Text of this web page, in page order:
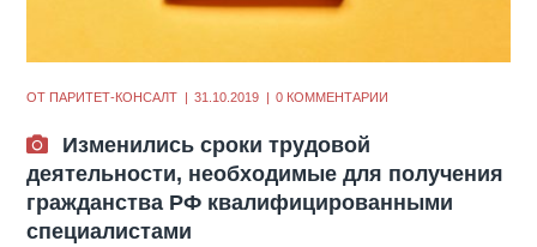
ОТ ПАРИТЕТ-КОНСАЛТ 31.10.2019 0 КОММЕНТАРИИ
Изменились сроки трудовой
деятельности, необходимые для получения
гражданства РФ квалифицированными
специалистами